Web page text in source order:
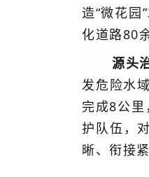
造“微花园
化道路80
源头
发危险水
完成8公里
护队伍，
晰、衔接